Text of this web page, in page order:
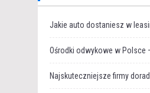
Jakie auto dostaniesz w
Ośrodki odwykowe w Polsce –
Najskuteczniejsze firmy